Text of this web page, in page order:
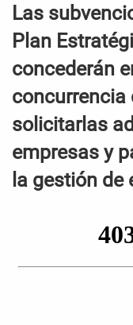
Las
Plan
concederán
concurrencia
solicitarlas
empresas y
la gestión